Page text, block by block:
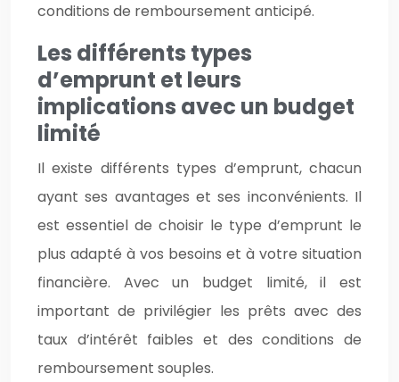
conditions de remboursement anticipé.
Les différents types
d’emprunt et leurs
implications avec un budget
limité
Il existe différents types d’emprunt, chacun
ayant ses avantages et ses inconvénients. Il
est essentiel de choisir le type d’emprunt le
plus adapté à vos besoins et à votre situation
financière. Avec un budget limité, il est
important de privilégier les prêts avec des
taux d’intérêt faibles et des conditions de
remboursement souples.